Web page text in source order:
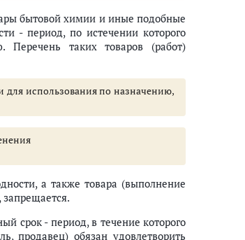
бытовой химии и иные подобные
- период, по истечении которого
Перечень таких товаров (работ)
для использования по назначению,
а также товара (выполнение
срок - период, в течение которого
продавец) обязан удовлетворить